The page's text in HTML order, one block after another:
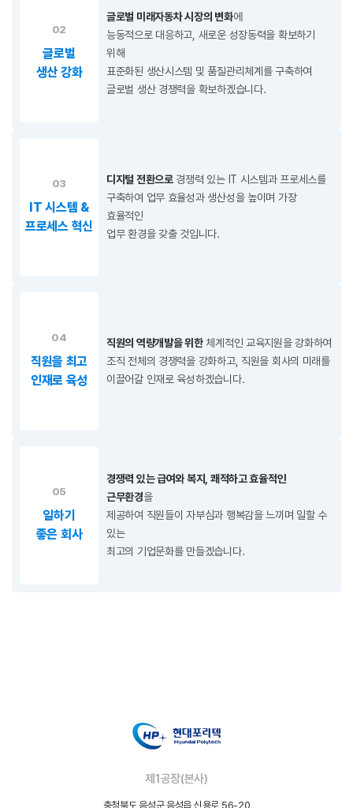
02
글로벌
생산 강화
글로벌 미래자동차 시장의 변화에
능동적으로 대응하고, 새로운 성장동력을 확보하기
위해
표준화된 생산시스템 및 품질관리체계를 구축하여
글로벌 생산 경쟁력을 확보하겠습니다.
03
IT 시스템 &
프로세스 혁신
디지털 전환으로경쟁력 있는 IT 시스템과 프로세스를
구축하여 업무 효율성과 생산성을 높이며 가장
효율적인
업무 환경을 갖출 것입니다.
04
직원을 최고
인재로 육성
직원의 역량개발을 위한체계적인 교육지원을 강화하여
조직 전체의 경쟁력을 강화하고, 직원을 회사의 미래를
이끌어갈 인재로 육성하겠습니다.
05
일하기
좋은 회사
경쟁력 있는 급여와 복지, 쾌적하고 효율적인
근무환경을
제공하여 직원들이 자부심과 행복감을 느끼며 일할 수
있는
최고의 기업문화를 만들겠습니다.
제1공장(본사)
충청북도 음성군 음성읍 신용로 56-20